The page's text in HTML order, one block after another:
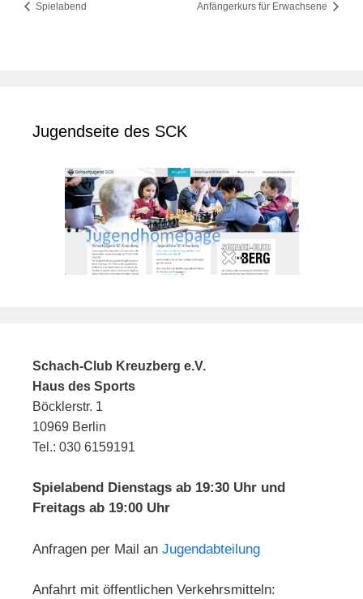
Spielabend Anfängerkurs für Erwachsene
Jugendseite des SCK
Schach-Club Kreuzberg e.V.
Haus des Sports
Böcklerstr. 1
10969 Berlin
Tel.: 030 6159191
Spielabend Dienstags ab 19:30 Uhr und
Freitags ab 19:00 Uhr
Anfragen per Mail an Jugendabteilung
Anfahrt mit öffentlichen Verkehrsmitteln: